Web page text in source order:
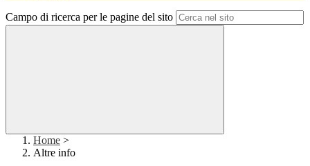
Campo di ricerca per le pagine del sito
Home >
Altre info